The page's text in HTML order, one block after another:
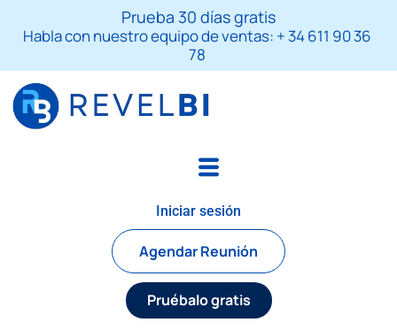
Prueba 30 días gratis
Habla con nuestro equipo de ventas: + 34 611 90 36
78
Iniciar sesión
Agendar Reunión
Pruébalo gratis
r
c
h